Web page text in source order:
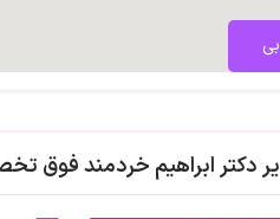
شکمی
تخمدان و رحم
دکتر ابراهیم خردمند فوق